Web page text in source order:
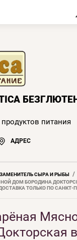
питания
АДРЕС
СЫРА И РЫБЫ
  /
ДОМ БОРОДИНА
ТОЛЬКО ПО САНКТ-